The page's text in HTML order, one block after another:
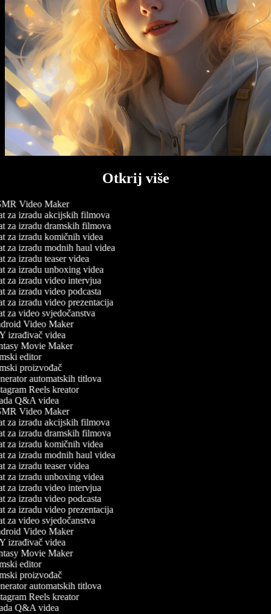
Otkrij više
Video Maker
za izradu akcijskih filmova
za izradu dramskih filmova
za izradu komičnih videa
za izradu modnih haul videa
za izradu teaser videa
za izradu unboxing videa
za izradu video intervjua
za izradu video podcasta
za izradu video prezentacija
za video svjedočanstva
Video Maker
izrađivač videa
Movie Maker
editor
proizvođač
automatskih titlova
Reels kreator
Q&A videa
Video Maker
za izradu akcijskih filmova
za izradu dramskih filmova
za izradu komičnih videa
za izradu modnih haul videa
za izradu teaser videa
za izradu unboxing videa
za izradu video intervjua
za izradu video podcasta
za izradu video prezentacija
za video svjedočanstva
Video Maker
izrađivač videa
Movie Maker
editor
proizvođač
automatskih titlova
Reels kreator
Q&A videa